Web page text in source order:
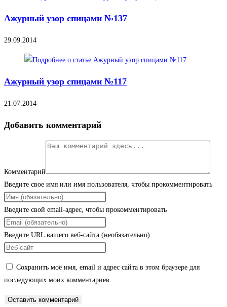
Ажурный узор спицами №137
29.09.2014
Ажурный узор спицами №117
21.07.2014
Добавить комментарий
Комментарий
Введите свое имя или имя пользователя, чтобы прокомментировать
Введите свой email-адрес, чтобы прокомментировать
Введите URL вашего веб-сайта (необязательно)
Сохранить моё имя, email и адрес сайта в этом браузере для
последующих моих комментариев.